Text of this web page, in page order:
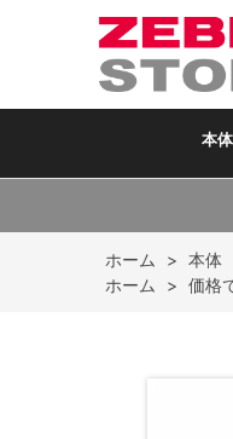
本体
ホーム > 本体
ホーム
> 価格